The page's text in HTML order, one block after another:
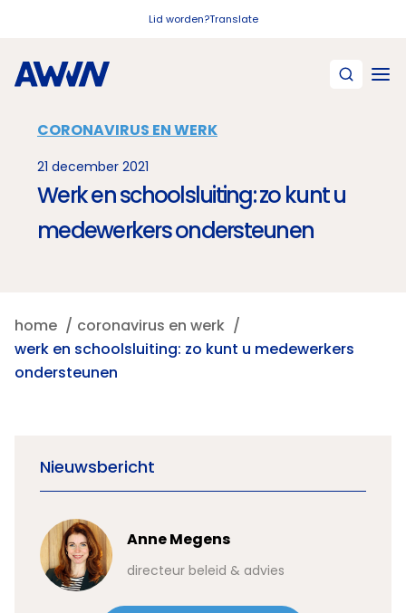
Lid worden?Translate
CORONAVIRUS EN WERK
21 december 2021
Werk en schoolsluiting: zo kunt u
medewerkers ondersteunen
home
coronavirus en werk
werk en schoolsluiting: zo kunt u medewerkers
ondersteunen
Nieuwsbericht
Anne Megens
directeur beleid & advies